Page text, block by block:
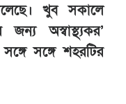
খুব সকালে
অস্বাস্থ্যকর’
সঙ্গে শহরটির